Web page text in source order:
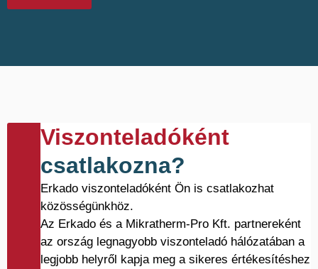
Viszonteladóként
csatlakozna?
Erkado viszonteladóként Ön is csatlakozhat
közösségünkhöz.
Az Erkado és a Mikratherm-Pro Kft. partnereként
az ország legnagyobb viszonteladó hálózatában a
legjobb helyről kapja meg a sikeres értékesítéshez